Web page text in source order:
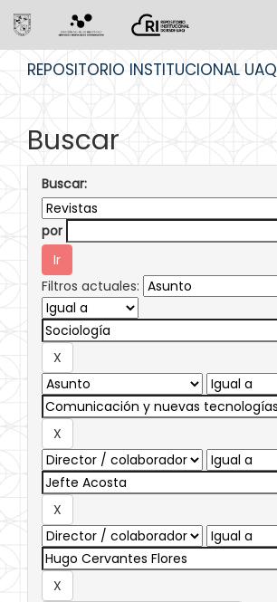
REPOSITORIO INSTITUCIONAL UAQ
Buscar
Buscar:
por
Filtros actuales: